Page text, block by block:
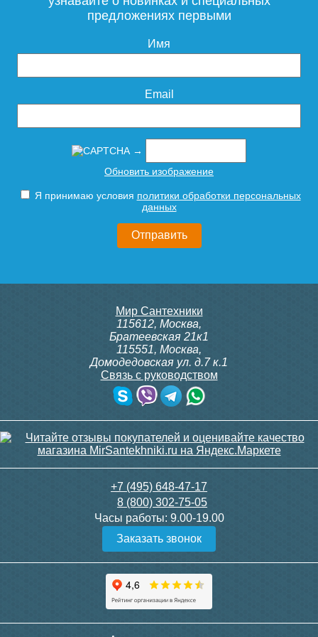
ясень перламутр
22 690
Подробнее
Атлантика 35 L Люкс Plus с
дерево
Подробнее
подвесная Style Line
Атлантика 70 Люкс Plus
антискрейч, ясень
Подробнее
25 573
подвесная, белая,
антискрейтч матовый
31 105
Тумба с раковиной Style
Line Марелла 70
антискрейтч глянец
Тумба с раковиной Style
напольная, серая,
антискрейтч
32 370
Подробнее
Тумба с раковиной Style
Line Марелла 70
напольная, белая,
антискрейтч матовый
Подробнее
предложениях первыми
Имя
Email
→
Обновить изображение
Я принимаю условия политики обработки персональных
данных
Мир Сантехники
115612, Москва,
Братеевская 21к1
115551, Москва,
Домодедовская ул. д.7 к.1
Связь с руководством
+7 (495) 648-47-17
8 (800) 302-75-05
Часы работы: 9.00-19.00
Заказать звонок